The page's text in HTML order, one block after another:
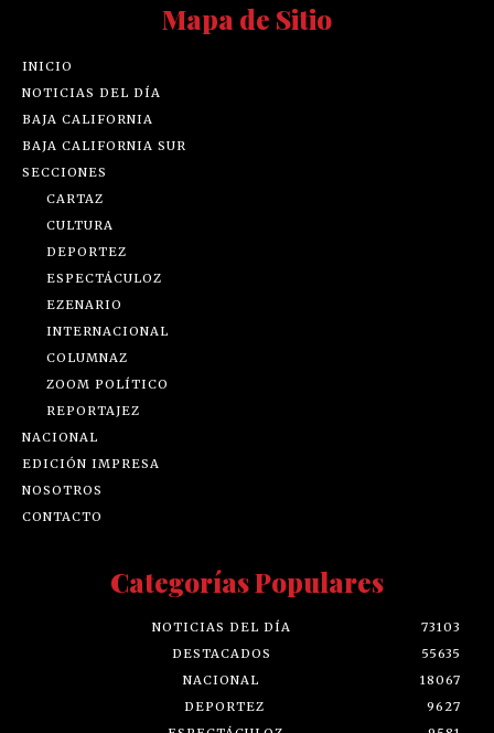
Mapa de Sitio
INICIO
NOTICIAS DEL DÍA
BAJA CALIFORNIA
BAJA CALIFORNIA SUR
SECCIONES
CARTAZ
CULTURA
DEPORTEZ
ESPECTÁCULOZ
EZENARIO
INTERNACIONAL
COLUMNAZ
ZOOM POLÍTICO
REPORTAJEZ
NACIONAL
EDICIÓN IMPRESA
NOSOTROS
CONTACTO
Categorías Populares
NOTICIAS DEL DÍA
73103
DESTACADOS
55635
NACIONAL
18067
DEPORTEZ
9627